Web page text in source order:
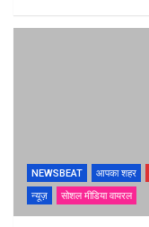
NEWSBEAT आपका शहर
न्यूज़
सोशल मीडिया वायरल